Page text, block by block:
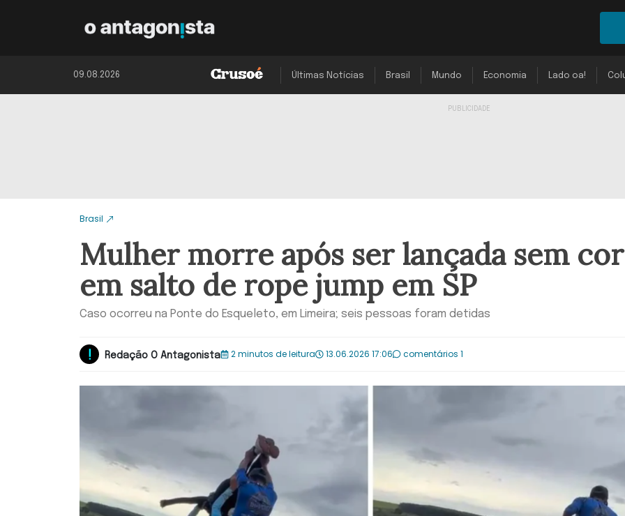
09.08.2026 Últimas Notícias Brasil Mundo Economia Lado oa!
Brasil
Mulher morre após ser lançada sem
em salto de rope jump em SP
Caso ocorreu na Ponte do Esqueleto, em Limeira; seis pessoas foram detidas
Redação O Antagonista 2 minutos de leitura 13.06.2026 17:06 comentários 1